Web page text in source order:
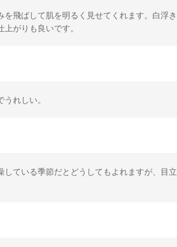
飛ばして肌を明るく見せてくれます。白浮き
がりも良いです。
れしい。
ている季節だとどうしてもよれますが、目立